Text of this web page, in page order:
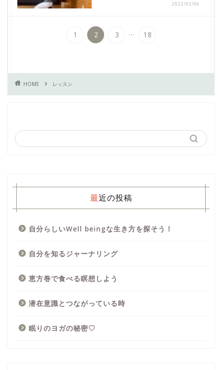
2022/02/06
1 2 3 ... 18
HOME レッスン
最近の投稿
自分らしいWell beingな生き方を探そう！
自分を知るジャーナリング
恵方巻で食べる瞑想しよう
潜在意識とつながっている時
眠りのヨガの秘密♡